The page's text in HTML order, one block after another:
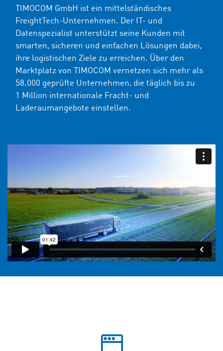
TIMOCOM GmbH ist ein mittelständisches
FreightTech-Unternehmen. Der IT- und
Datenspezialist unterstützt seine Kunden mit
smarten, sicheren und einfachen Lösungen dabei,
ihre logistischen Ziele zu erreichen. Über den
Marktplatz von TIMOCOM vernetzen sich mehr als
58.000 geprüfte Unternehmen, die täglich bis zu
1 Million internationale Fracht- und
Laderaumangebote einstellen.